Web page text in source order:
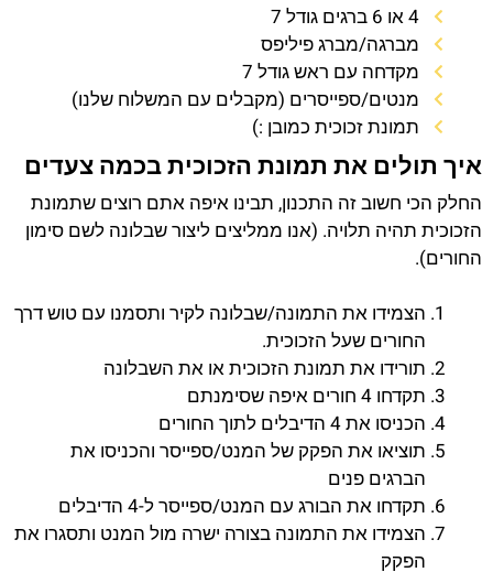
4 או 6 ברגים גודל 7
מברגה/מברג פיליפס
מקדחה עם ראש גודל 7
מנטים/ספייסרים (מקבלים עם המשלוח שלנו)
תמונת זכוכית כמובן :)
איך תולים את תמונת הזכוכית בכמה צעדים
החלק הכי חשוב זה התכנון, תבינו איפה אתם רוצים שתמונת
הזכוכית תהיה תלויה. (אנו ממליצים ליצור שבלונה לשם סימון
החורים).
הצמידו את התמונה/שבלונה לקיר ותסמנו עם טוש דרך
החורים שעל הזכוכית.
תורידו את תמונת הזכוכית או את השבלונה
תקדחו 4 חורים איפה שסימנתם
הכניסו את 4 הדיבלים לתוך החורים
תוציאו את הפקק של המנט/ספייסר והכניסו את
הברגים פנים
תקדחו את הבורג עם המנט/ספייסר ל-4 הדיבלים
הצמידו את התמונה בצורה ישרה מול המנט ותסגרו את
הפקק